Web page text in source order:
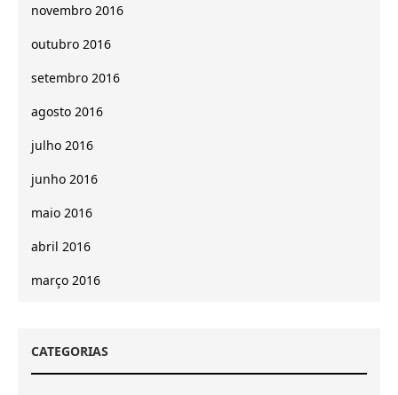
novembro 2016
outubro 2016
setembro 2016
agosto 2016
julho 2016
junho 2016
maio 2016
abril 2016
março 2016
CATEGORIAS